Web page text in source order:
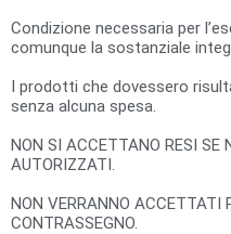
Condizione necessaria per
comunque la sostanziale
I prodotti che dovessero
senza alcuna spesa.
NON SI ACCETTANO RESI SE
AUTORIZZATI.
NON VERRANNO ACCETTATI
CONTRASSEGNO.